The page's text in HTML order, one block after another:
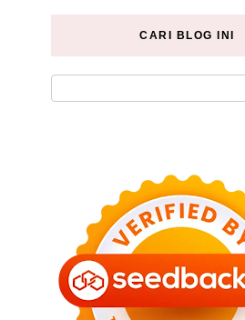
CARI BLOG INI